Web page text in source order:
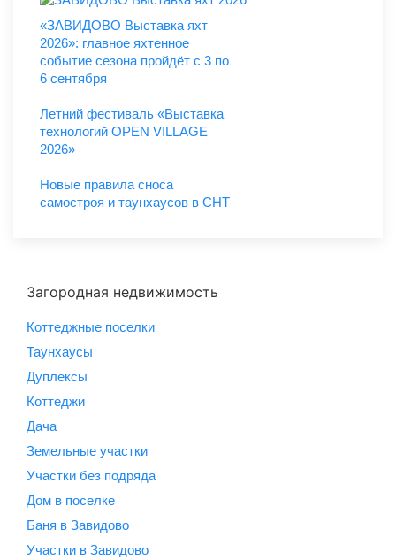
«ЗАВИДОВО Выставка яхт
2026»: главное яхтенное
событие сезона пройдёт с 3 по
6 сентября
Летний фестиваль «Выставка
технологий OPEN VILLAGE
2026»
Новые правила сноса
самостроя и таунхаусов в СНТ
Загородная недвижимость
Коттеджные поселки
Таунхаусы
Дуплексы
Коттеджи
Дача
Земельные участки
Участки без подряда
Дом в поселке
Баня в Завидово
Участки в Завидово